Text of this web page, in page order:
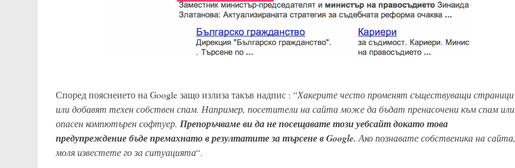
Според пояснеието на Google защо излиза такъв надпис : “Хакерите често променят съществуващи страници
или добавят техен собствен спам. Например, посетители на сайта може да бъдат пренасочени към спам или
опасен компютърен софтуер. Препоръчваме ви да не посещавате този уебсайт докато това
предупреждение бъде премахнато в резултатите за търсене в Google. Ако познавате собственика на сайта,
моля известете го за ситуацията“.